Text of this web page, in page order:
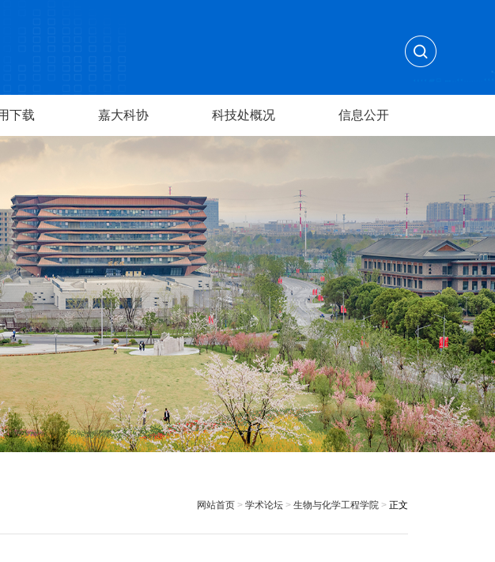
下载 嘉大科协 科技处概况 信息公开
网站首页 > 学术论坛 > 生物与化学工程学院 >正文